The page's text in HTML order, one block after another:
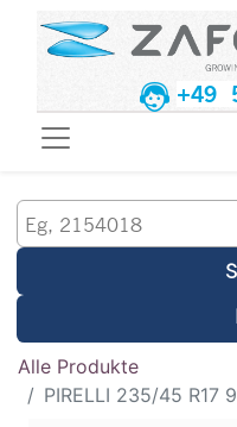
+49
Alle Produkte
PIRELLI 235/45 R17